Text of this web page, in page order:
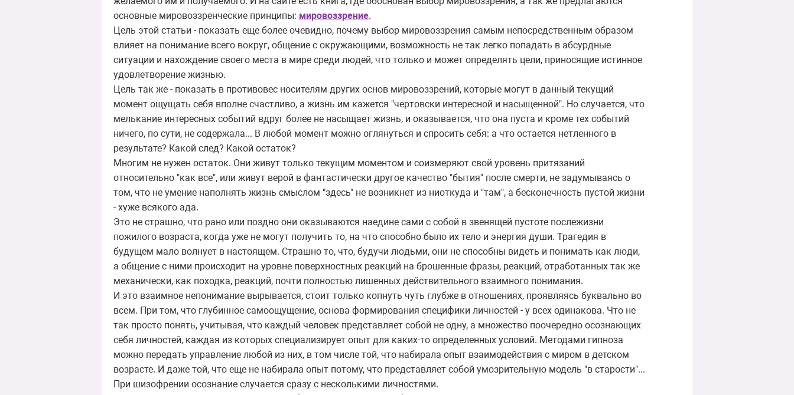
основные мировоззренческие принципы: мировоззрение.
Цель этой статьи - показать еще более очевидно, почему выбор мировоззрения самым непосредственным образом
влияет на понимание всего вокруг, общение с окружающими, возможность не так легко попадать в абсурдные
ситуации и нахождение своего места в мире среди людей, что только и может определять цели, приносящие истинное
удовлетворение жизнью.
Цель так же - показать в противовес носителям других основ мировоззрений, которые могут в данный текущий
момент ощущать себя вполне счастливо, а жизнь им кажется "чертовски интересной и насыщенной". Но случается, что
мелькание интересных событий вдруг более не насыщает жизнь, и оказывается, что она пуста и кроме тех событий
ничего, по сути, не содержала... В любой момент можно оглянуться и спросить себя: а что остается нетленного в
результате? Какой след? Какой остаток?
Многим не нужен остаток. Они живут только текущим моментом и соизмеряют свой уровень притязаний
относительно "как все", или живут верой в фантастически другое качество "бытия" после смерти, не задумываясь о
том, что не умение наполнять жизнь смыслом "здесь" не возникнет из ниоткуда и "там", а бесконечность пустой жизни
- хуже всякого ада.
Это не страшно, что рано или поздно они оказываются наедине сами с собой в звенящей пустоте послежизни
пожилого возраста, когда уже не могут получить то, на что способно было их тело и энергия души. Трагедия в
будущем мало волнует в настоящем. Страшно то, что, будучи людьми, они не способны видеть и понимать как люди,
а общение с ними происходит на уровне поверхностных реакций на брошенные фразы, реакций, отработанных так же
механически, как походка, реакций, почти полностью лишенных действительного взаимного понимания.
И это взаимное непонимание вырывается, стоит только копнуть чуть глубже в отношениях, проявляясь буквально во
всем. При том, что глубинное самоощущение, основа формирования специфики личностей - у всех одинакова. Что не
так просто понять, учитывая, что каждый человек представляет собой не одну, а множество поочередно осознающих
себя личностей, каждая из которых специализирует опыт для каких-то определенных условий. Методами гипноза
можно передать управление любой из них, в том числе той, что набирала опыт взаимодействия с миром в детском
возрасте. И даже той, что еще не набирала опыт потому, что представляет собой умозрительную модель "в старости"...
При шизофрении осознание случается сразу с несколькими личностями.